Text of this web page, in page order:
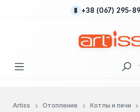
Перейти к основному+38 (067) 295-
Artiss Отопление
Котлы и печи